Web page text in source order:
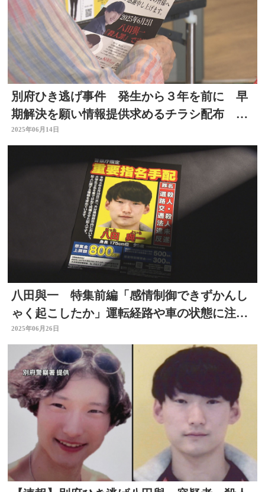
別府ひき逃げ事件 発生から３年を前に 早
期解決を願い情報提供求めるチラシ配布 大
分
2025年06月14日
八田與一 特集前編「感情制御できずかんし
ゃく起こしたか」運転経路や車の状態に注
目 別府ひき逃げ3年
2025年06月26日